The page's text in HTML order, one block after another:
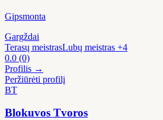
Gipsmonta
Gargždai
Terasų meistrasLubų meistras +4
0.0 (0)
Profilis →
Peržiūrėti profilį
BT
Blokuvos Tvoros